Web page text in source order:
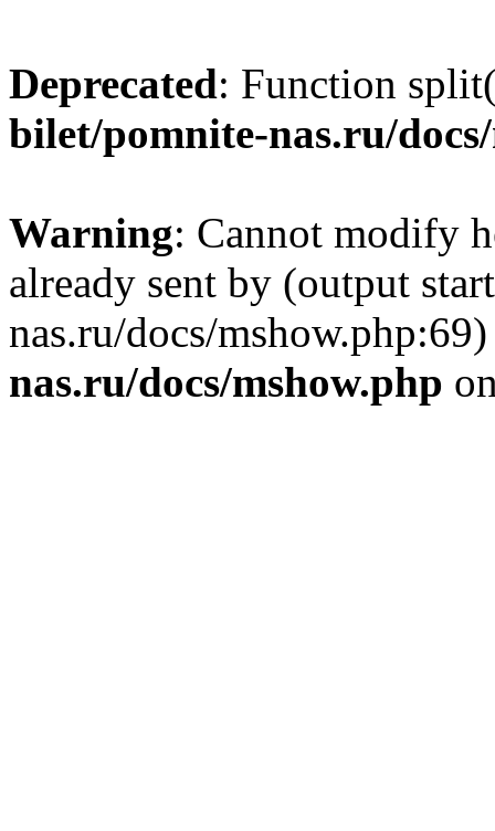
Deprecated: Function
bilet/pomnite-nas.ru/
Warning: Cannot modify
already sent by (output
nas.ru/docs/
nas.ru/docs/mshow.php